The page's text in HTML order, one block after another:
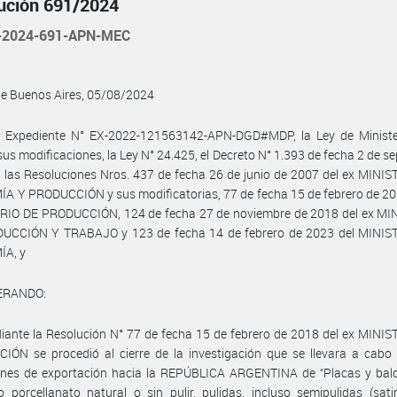
691/2024
691-APN-MEC
Buenos Aires, 05/08/2024
Expediente N° EX-2022-121563142-APN-DGD#MDP, la Ley de
modificaciones, la Ley N° 24.425, el Decreto N° 1.393 de fecha 2 de
Resoluciones Nros. 437 de fecha 26 de junio de 2007 del ex
Y PRODUCCIÓN y sus modificatorias, 77 de fecha 15 de febrero de
DE PRODUCCIÓN, 124 de fecha 27 de noviembre de 2018 del ex
Y TRABAJO y 123 de fecha 14 de febrero de 2023 del
y
la Resolución N° 77 de fecha 15 de febrero de 2018 del ex
se procedió al cierre de la investigación que se llevara a
de exportación hacia la REPÚBLICA ARGENTINA de “Placas y
porcellanato natural o sin pulir, pulidas, incluso semipulidas